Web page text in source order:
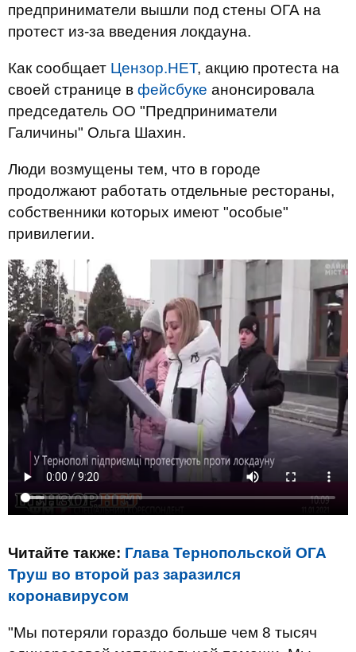
предприниматели вышли под стены ОГА на
протест из-за введения локдауна.
Как сообщает Цензор.НЕТ, акцию протеста на
своей странице в фейсбуке анонсировала
председатель ОО "Предприниматели
Галичины" Ольга Шахин.
Люди возмущены тем, что в городе
продолжают работать отдельные рестораны,
собственники которых имеют "особые"
привилегии.
Читайте также: Глава Тернопольской ОГА
Труш во второй раз заразился
коронавирусом
"Мы потеряли гораздо больше чем 8 тысяч